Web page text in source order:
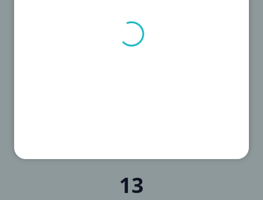
1.000
Cada día llegan 1.000 descuentos
13